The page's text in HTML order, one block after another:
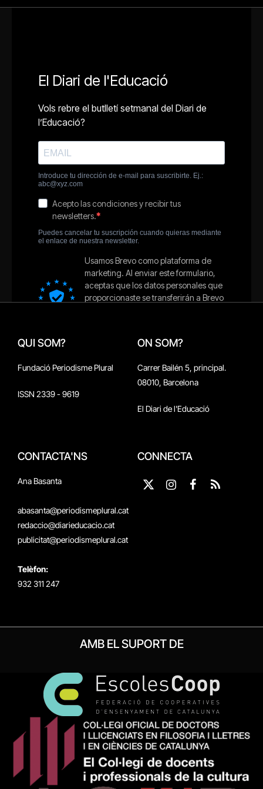
QUI SOM?
Fundació Periodisme Plural
ISSN 2339 - 9619
ON SOM?
Carrer Bailén 5, principal.
08010, Barcelona
El Diari de l'Educació
CONTACTA'NS
Ana Basanta
abasanta@periodismeplural.cat
redaccio@diarieducacio.cat
publicitat@periodismeplural.cat
Telèfon:
932 311 247
CONNECTA
X
Instagram
Facebook
RSS
AMB EL SUPORT DE